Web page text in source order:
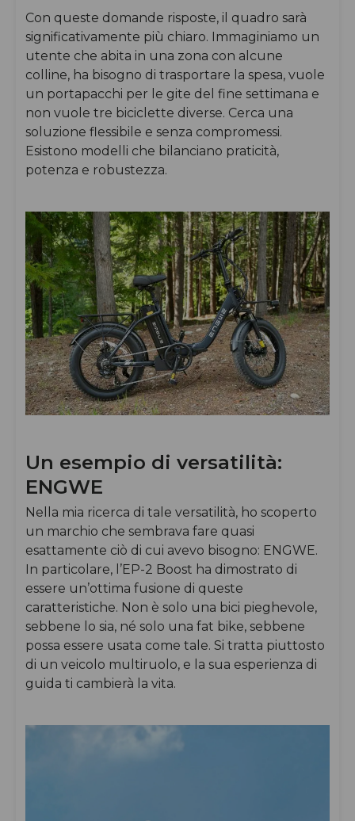
Con queste domande risposte, il quadro sarà
significativamente più chiaro. Immaginiamo un
utente che abita in una zona con alcune
colline, ha bisogno di trasportare la spesa, vuole
un portapacchi per le gite del fine settimana e
non vuole tre biciclette diverse. Cerca una
soluzione flessibile e senza compromessi.
Esistono modelli che bilanciano praticità,
potenza e robustezza.
Un esempio di versatilità:
ENGWE
Nella mia ricerca di tale versatilità, ho scoperto
un marchio che sembrava fare quasi
esattamente ciò di cui avevo bisogno: ENGWE.
In particolare, l’EP-2 Boost ha dimostrato di
essere un’ottima fusione di queste
caratteristiche. Non è solo una bici pieghevole,
sebbene lo sia, né solo una fat bike, sebbene
possa essere usata come tale. Si tratta piuttosto
di un veicolo multiruolo, e la sua esperienza di
guida ti cambierà la vita.